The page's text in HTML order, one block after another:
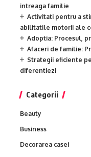
intreaga familie
Activitati pentru a
abilitatile motorii ale
Adoptia: Procesul,
Afaceri de familie:
Strategii eficiente
diferentiezi
Categorii
Beauty
Business
Decorarea casei